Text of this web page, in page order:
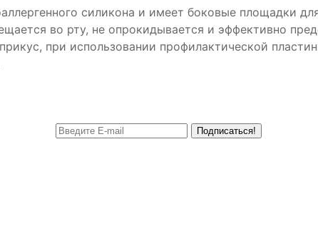
силикона и имеет боковые площадки
во рту, не опрокидывается и эффективно
при использовании профилактической
Подписаться!